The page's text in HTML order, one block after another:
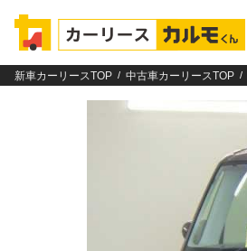
新車カーリースTOP 中古車カーリースTOP